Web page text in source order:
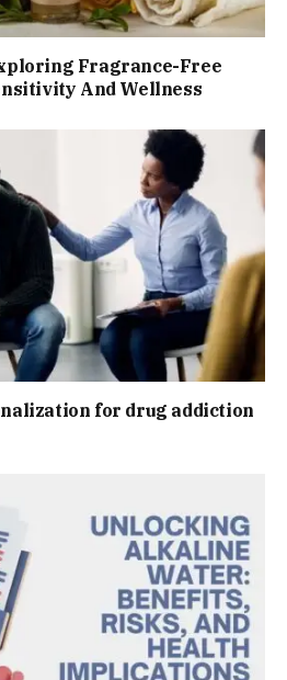
Fragrance-Free
And Wellness
for drug addiction